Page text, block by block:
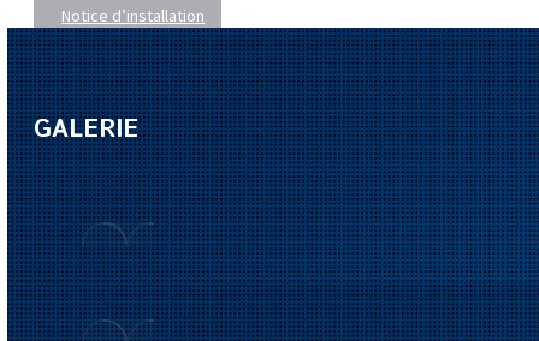
Notice d’installation
GALERIE